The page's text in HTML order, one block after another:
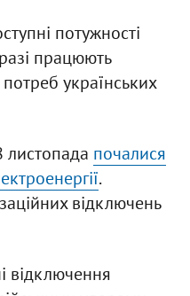
потужності
працюють
українських
листопада почалися
.
відключень
відключення